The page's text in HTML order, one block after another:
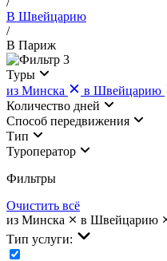
В Швейцарию
/
В Париж
3
Туры
из Минска
в Швейцарию
Количество дней
Cпособ передвижения
Тип
Туроператор
Фильтры
Очистить всё
из Минска
в Швейцарию
Тип услуги: